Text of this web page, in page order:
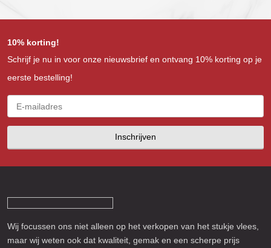
10% korting!
Schrijf je nu in voor onze nieuwsbrief en ontvang 10% korting op je
eerste bestelling!
Inschrijven
Wij focussen ons niet alleen op het verkopen van het stukje vlees,
maar wij weten ook dat kwaliteit, gemak en een scherpe prijs